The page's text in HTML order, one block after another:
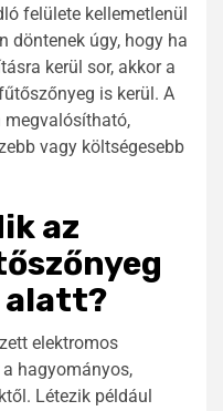
felülete kellemetlenül
döntenek úgy, hogy ha
kerül sor, akkor a
is kerül. A
megvalósítható,
vagy költségesebb
az
alatt?
elektromos
hagyományos,
Létezik például